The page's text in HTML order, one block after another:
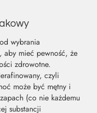
wybrania
mieć pewność, że
zdrowotne.
czyli
może być mętny i
(co nie każdemu
substancji